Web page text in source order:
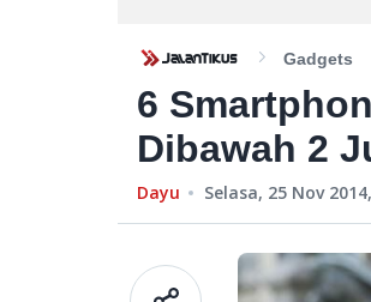
Gadgets
6
Dibawah 2
Dayu Selasa, 25 Nov